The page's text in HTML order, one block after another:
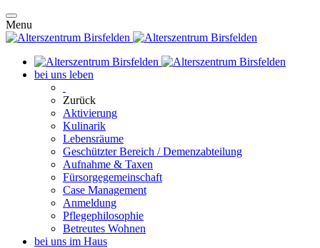
Menu
bei uns leben
Zurück
Aktivierung
Kulinarik
Lebensräume
Geschützter Bereich / Demenzabteilung
Aufnahme & Taxen
Fürsorgegemeinschaft
Case Management
Anmeldung
Pflegephilosophie
Betreutes Wohnen
bei uns im Haus